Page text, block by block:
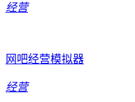
经营
网吧经营模拟器
经营